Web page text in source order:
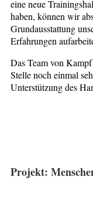
eine neue
haben, können wir
Grundausstattung
Erfahrungen
Das Team von
Stelle noch einmal
Unterstützung des
Projekt: